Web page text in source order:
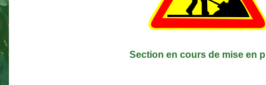
Section en cours de mise en